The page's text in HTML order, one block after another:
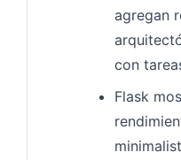
agregan
con
Flask